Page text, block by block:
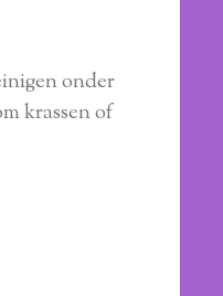
onder
krassen of